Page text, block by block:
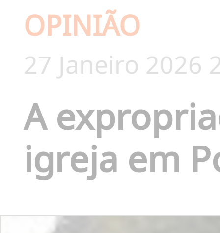
OPINIÃO
27 Janeiro 2026
A
igreja em